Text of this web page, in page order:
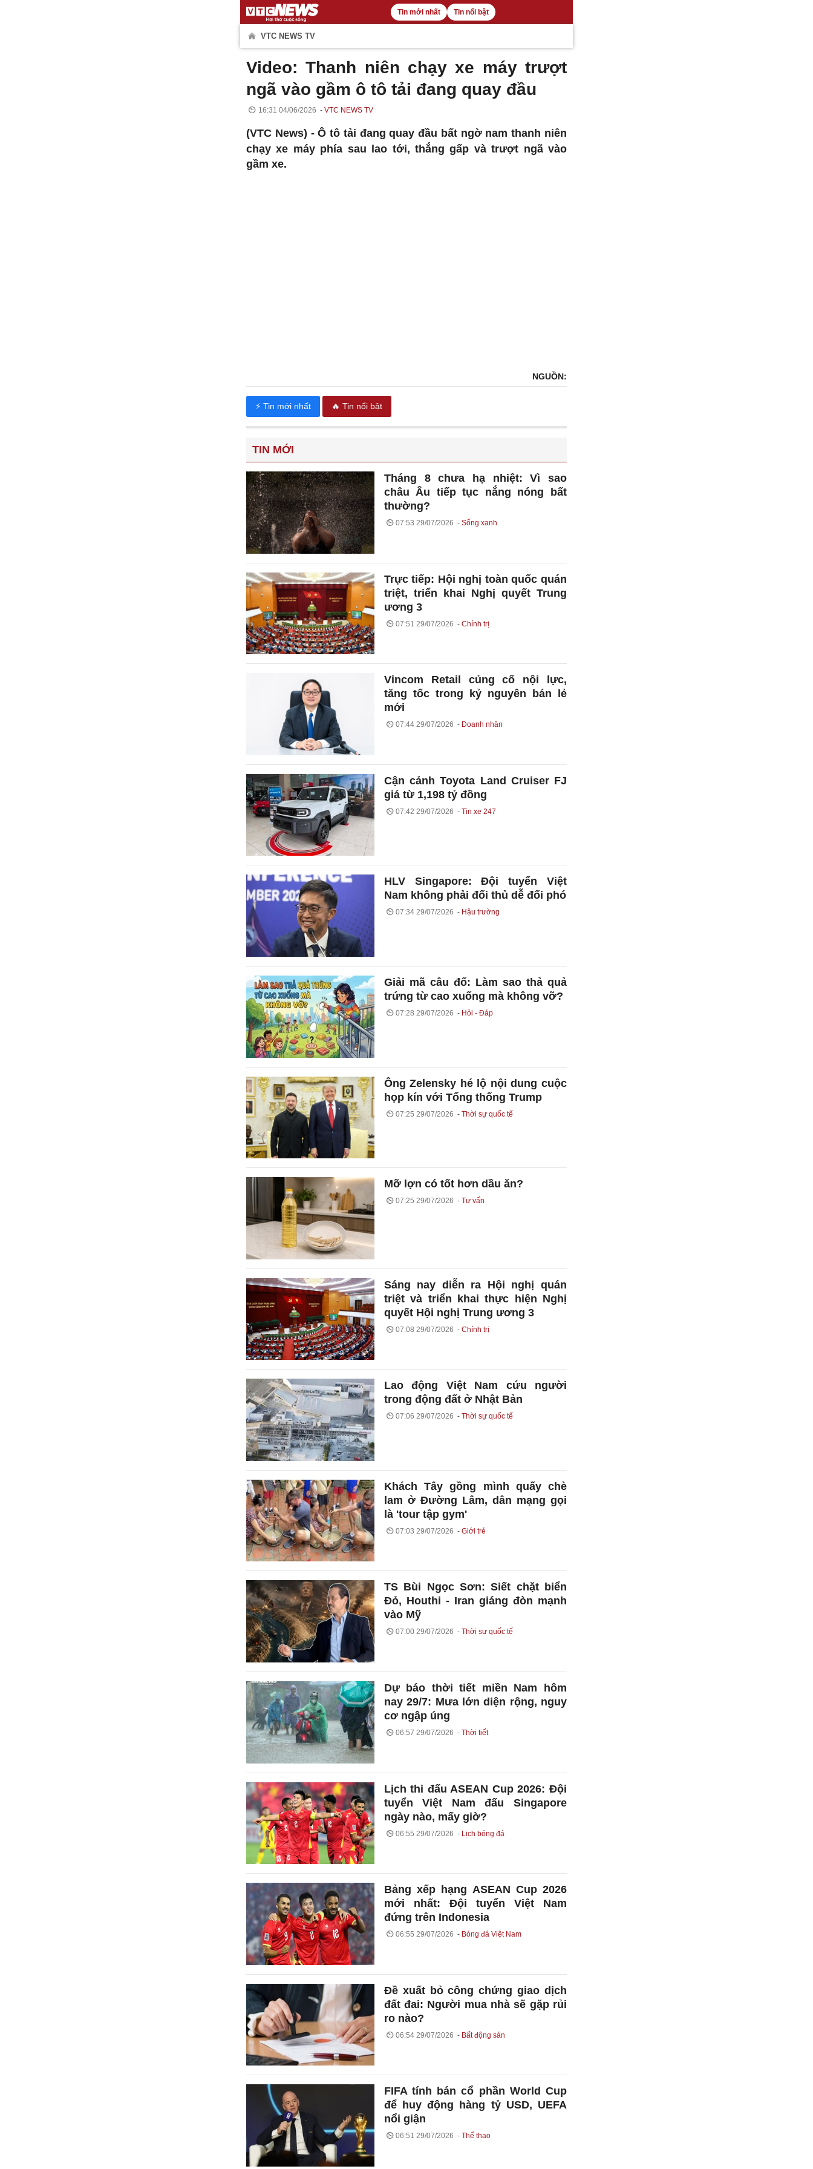
Tin mới nhất Tin nổi bật
VTC NEWS TV
Video: Thanh niên chạy xe máy trượt
ngã vào gầm ô tô tải đang quay đầu
16:31 04/06/2026 VTC NEWS TV
(VTC News) -Ô tô tải đang quay đầu bất ngờ nam thanh niên
chạy xe máy phía sau lao tới, thắng gấp và trượt ngã vào
gầm xe.
NGUỒN:
⚡ Tin mới nhất 🔥 Tin nổi bật
TIN MỚI
Tháng 8 chưa hạ nhiệt: Vì sao
châu Âu tiếp tục nắng nóng bất
thường?
07:53 29/07/2026 Sống xanh
Trực tiếp: Hội nghị toàn quốc quán
triệt, triển khai Nghị quyết Trung
ương 3
07:51 29/07/2026 Chính trị
Vincom Retail củng cố nội lực,
tăng tốc trong kỷ nguyên bán lẻ
mới
07:44 29/07/2026 Doanh nhân
Cận cảnh Toyota Land Cruiser FJ
giá từ 1,198 tỷ đồng
07:42 29/07/2026 Tin xe 247
HLV Singapore: Đội tuyển Việt
Nam không phải đối thủ dễ đối phó
07:34 29/07/2026 Hậu trường
Giải mã câu đố: Làm sao thả quả
trứng từ cao xuống mà không vỡ?
07:28 29/07/2026 Hỏi - Đáp
Ông Zelensky hé lộ nội dung cuộc
họp kín với Tổng thống Trump
07:25 29/07/2026 Thời sự quốc tế
Mỡ lợn có tốt hơn dầu ăn?
07:25 29/07/2026 Tư vấn
Sáng nay diễn ra Hội nghị quán
triệt và triển khai thực hiện Nghị
quyết Hội nghị Trung ương 3
07:08 29/07/2026 Chính trị
Lao động Việt Nam cứu người
trong động đất ở Nhật Bản
07:06 29/07/2026 Thời sự quốc tế
Khách Tây gồng mình quấy chè
lam ở Đường Lâm, dân mạng gọi
là 'tour tập gym'
07:03 29/07/2026 Giới trẻ
TS Bùi Ngọc Sơn: Siết chặt biển
Đỏ, Houthi - Iran giáng đòn mạnh
vào Mỹ
07:00 29/07/2026 Thời sự quốc tế
Dự báo thời tiết miền Nam hôm
nay 29/7: Mưa lớn diện rộng, nguy
cơ ngập úng
06:57 29/07/2026 Thời tiết
Lịch thi đấu ASEAN Cup 2026: Đội
tuyển Việt Nam đấu Singapore
ngày nào, mấy giờ?
06:55 29/07/2026 Lịch bóng đá
Bảng xếp hạng ASEAN Cup 2026
mới nhất: Đội tuyển Việt Nam
đứng trên Indonesia
06:55 29/07/2026 Bóng đá Việt Nam
Đề xuất bỏ công chứng giao dịch
đất đai: Người mua nhà sẽ gặp rủi
ro nào?
06:54 29/07/2026 Bất động sản
FIFA tính bán cổ phần World Cup
để huy động hàng tỷ USD, UEFA
nổi giận
06:51 29/07/2026 Thể thao